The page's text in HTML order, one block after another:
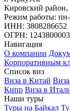
Кировский район,
Режим работы: пн-
ИНН: 3808286652
ОГРН:
Навигация
О компании
Корпоративным
Список виз
Виза в Китай
Кипр Виза в
Наши туры
Туры на Байкал